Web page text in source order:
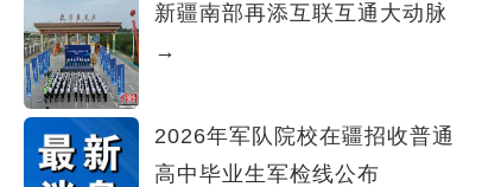
新疆南部再添互联互通大动脉
→
2026年军队院校在疆招收普通
高中毕业生军检线公布
【与你为邻】俄罗斯博士后：在中俄科技交流